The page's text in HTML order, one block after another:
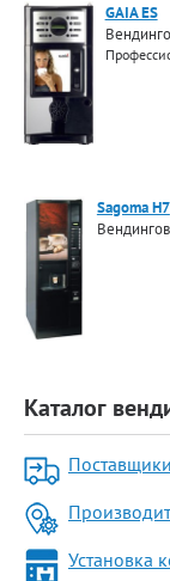
GAIA ES
Sagoma H7
Каталог
Установка